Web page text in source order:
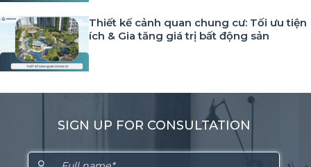
Thiết kế cảnh quan chung cư: Tối ưu tiện
ích & Gia tăng giá trị bất động sản
SIGN UP FOR CONSULTATION